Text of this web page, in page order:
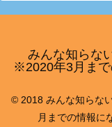
みんな知らな
※2020年3月ま
© 2018 みんな知らな
月までの情報に